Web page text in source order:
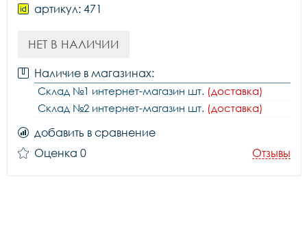
артикул: 471
НЕТ В НАЛИЧИИ
Наличие в магазинах:
Склад №1 интернет-магазин шт. (доставка)
Склад №2 интернет-магазин шт. (доставка)
добавить в сравнение
Оценка 0
Отзывы